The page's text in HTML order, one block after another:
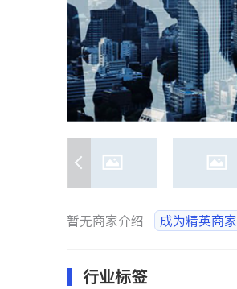
暂无商家介绍 成为精英商家
行业标签